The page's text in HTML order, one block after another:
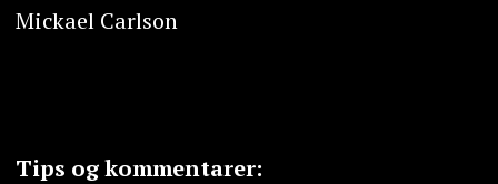
Mickael Carlson
Tips og kommentarer: